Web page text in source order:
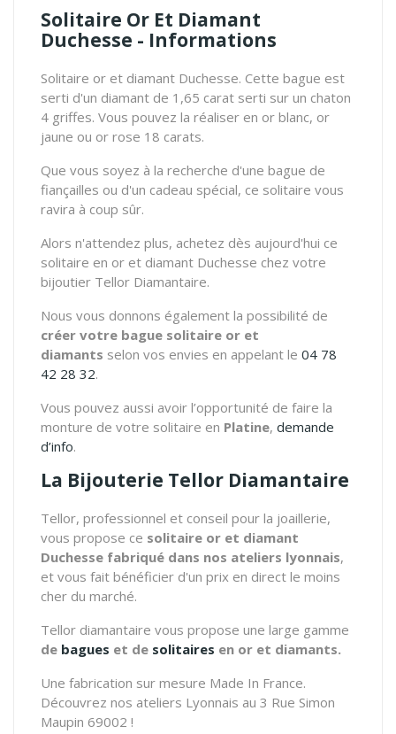
Solitaire Or Et Diamant
Duchesse - Informations
Solitaire or et diamant Duchesse. Cette bague est
serti d'un diamant de 1,65 carat serti sur un chaton
4 griffes. Vous pouvez la réaliser en or blanc, or
jaune ou or rose 18 carats.
Que vous soyez à la recherche d'une bague de
fiançailles ou d'un cadeau spécial, ce solitaire vous
ravira à coup sûr.
Alors n'attendez plus, achetez dès aujourd'hui ce
solitaire en or et diamant Duchesse chez votre
bijoutier Tellor Diamantaire.
Nous vous donnons également la possibilité de
créer votre bague solitaire or et
diamants selon vos envies en appelant le 04 78
42 28 32.
Vous pouvez aussi avoir l’opportunité de faire la
monture de votre solitaire en Platine, demande
d’info.
La Bijouterie Tellor Diamantaire
Tellor, professionnel et conseil pour la joaillerie,
vous propose ce solitaire or et diamant
Duchesse fabriqué dans nos ateliers lyonnais,
et vous fait bénéficier d'un prix en direct le moins
cher du marché.
Tellor diamantaire vous propose une large gamme
de bagues et de solitaires en or et diamants.
Une fabrication sur mesure Made In France.
Découvrez nos ateliers Lyonnais au 3 Rue Simon
Maupin 69002 !